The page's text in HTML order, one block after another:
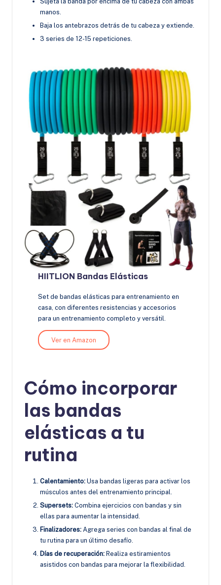
manos.
Baja los antebrazos detrás de tu cabeza y extiende.
3 series de 12-15 repeticiones.
HIITLION Bandas Elásticas
Set de bandas elásticas para entrenamiento en
casa, con diferentes resistencias y accesorios
para un entrenamiento completo y versátil.
Ver en Amazon
Cómo incorporar
las bandas
elásticas a tu
rutina
Calentamiento: Usa bandas ligeras para activar los
músculos antes del entrenamiento principal.
Supersets: Combina ejercicios con bandas y sin
ellas para aumentar la intensidad.
Finalizadores: Agrega series con bandas al final de
tu rutina para un último desafío.
Días de recuperación: Realiza estiramientos
asistidos con bandas para mejorar la flexibilidad.